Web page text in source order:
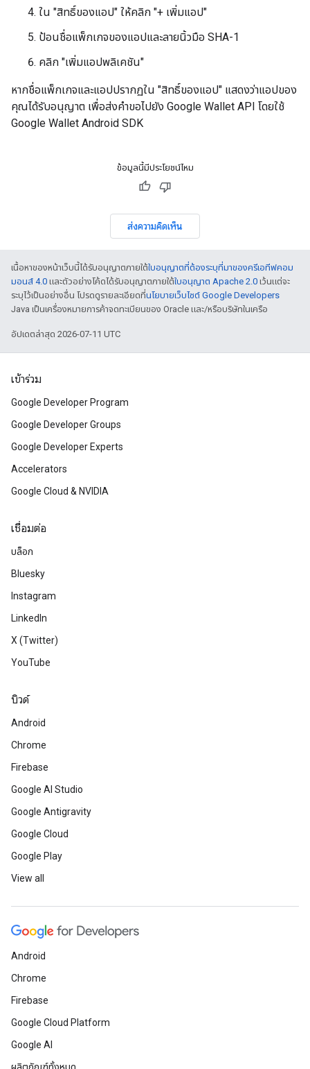
ใน "สิทธิ์ของแอป" ให้คลิก "+ เพิ่มแอป"
ป้อนชื่อแพ็กเกจของแอปและลายนิ้วมือ SHA-1
คลิก "เพิ่มแอปพลิเคชัน"
หากชื่อแพ็กเกจและแอปปรากฏใน "สิทธิ์ของแอป" แสดงว่าแอปของ
คุณได้รับอนุญาต เพื่อส่งคำขอไปยัง Google Wallet API โดยใช้
Google Wallet Android SDK
ข้อมูลนี้มีประโยชน์ไหม
ส่งความคิดเห็น
เนื้อหาของหน้าเว็บนี้ได้รับอนุญาตภายใต้ใบอนุญาตที่ต้องระบุที่มาของครีเอทีฟคอม
มอนส์ 4.0 และตัวอย่างโค้ดได้รับอนุญาตภายใต้ใบอนุญาต Apache 2.0 เว้นแต่จะ
ระบุไว้เป็นอย่างอื่น โปรดดูรายละเอียดที่นโยบายเว็บไซต์ Google Developers
Java เป็นเครื่องหมายการค้าจดทะเบียนของ Oracle และ/หรือบริษัทในเครือ
อัปเดตล่าสุด 2026-07-11 UTC
เข้าร่วม
Google Developer Program
Google Developer Groups
Google Developer Experts
Accelerators
Google Cloud & NVIDIA
เชื่อมต่อ
บล็อก
Bluesky
Instagram
LinkedIn
X (Twitter)
YouTube
บิวด์
Android
Chrome
Firebase
Google AI Studio
Google Antigravity
Google Cloud
Google Play
View all
Android
Chrome
Firebase
Google Cloud Platform
Google AI